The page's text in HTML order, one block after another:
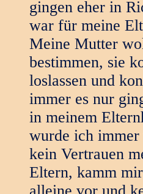
gingen eher in
war für meine
Meine Mutter
bestimmen, sie
loslassen und
immer es nur
in meinem
wurde ich
kein Vertrauen
Eltern, kamm